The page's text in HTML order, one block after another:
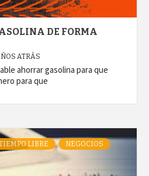
DE FORMA
ATRÁS
ahorrar gasolina para que
para que
LIBRE NEGOCIOS